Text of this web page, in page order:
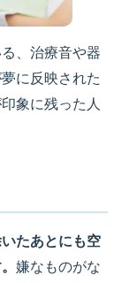
、治療音や器
に反映された
象に残った人
たあとにも空
嫌なものがな